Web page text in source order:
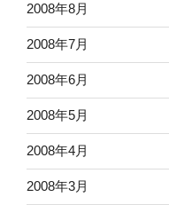
2008年8月
2008年7月
2008年6月
2008年5月
2008年4月
2008年3月